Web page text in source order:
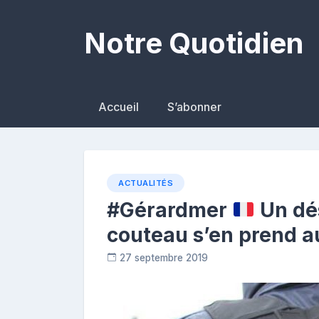
Notre Quotidien
Accueil S’abonner
ACTUALITÉS
#Gérardmer
Un
couteau s’en prend
27 septembre 2019
p